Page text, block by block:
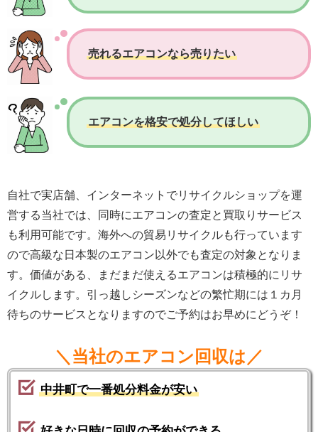
売れるエアコンなら売りたい
エアコンを格安で処分してほしい
自社で実店舗、インターネットでリサイクルショップを運
営する当社では、同時にエアコンの査定と買取りサービス
も利用可能です。海外への貿易リサイクルも行っています
ので高級な日本製のエアコン以外でも査定の対象となりま
す。価値がある、まだまだ使えるエアコンは積極的にリサ
イクルします。引っ越しシーズンなどの繁忙期には１カ月
待ちのサービスとなりますのでご予約はお早めにどうぞ！
＼当社のエアコン回収は／
中井町で一番処分料金が安い